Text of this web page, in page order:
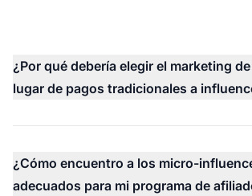
¿Por qué debería elegir el marketing
lugar de pagos tradicionales a
¿Cómo encuentro a los micro-
adecuados para mi programa de